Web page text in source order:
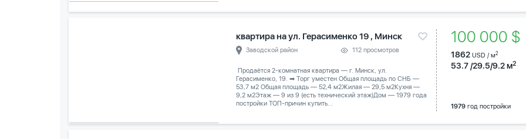
квартира на ул. Герасименко 19 , Минск
Заводской район 112 просмотров
️ Продаётся 2-комнатная квартира — г. Минск, ул.
Герасименко, 19. ➡ Торг уместен Общая площадь по СНБ —
53,7 м2 Общая площадь — 52,4 м2Жилая — 29,5 м2Кухня —
9,2 м2Этаж — 9 из 9 (есть технический этаж)Дом — 1979 года
постройки ТОП-причин купить...
100 000
1862 USD / м2
53.7 /29.5/9.2 м2
1979год постройки